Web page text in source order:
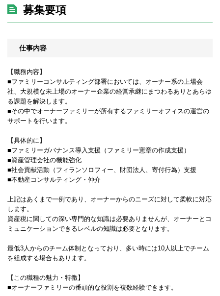
募集要項
仕事内容
【職務内容】
■ファミリーコンサルティング部署においては、オーナー系の上場会
社、大規模な未上場のオーナー企業の経営承継にまつわるありとあらゆ
る課題を解決します。
■その中でオーナーファミリーが所有するファミリーオフィスの運営の
サポートを行います。
【具体的に】
■ファミリーガバナンス導入支援（ファミリー憲章の作成支援）
■資産管理会社の機能強化
■社会貢献活動（フィランソロフィー、財団法人、寄付行為）支援
■不動産コンサルティング・仲介
上記はあくまで一例であり、オーナーからのニーズに対して柔軟に対応
します。
資産税に関しての深い専門的な知識は必要ありませんが、オーナーとコ
ミュニケーションできるレベルの知識は必要となります。
最低3人からのチーム体制となっており、多い時には10人以上でチーム
を組成する場合もあります。
【この職種の魅力・特徴】
■オーナーファミリーの番頭的な役割を複数経験できます。